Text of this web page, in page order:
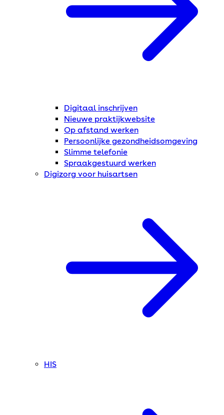
Digitaal inschrijven
Nieuwe praktijkwebsite
Op afstand werken
Persoonlijke gezondheidsomgeving
Slimme telefonie
Spraakgestuurd werken
Digizorg voor huisartsen
HIS